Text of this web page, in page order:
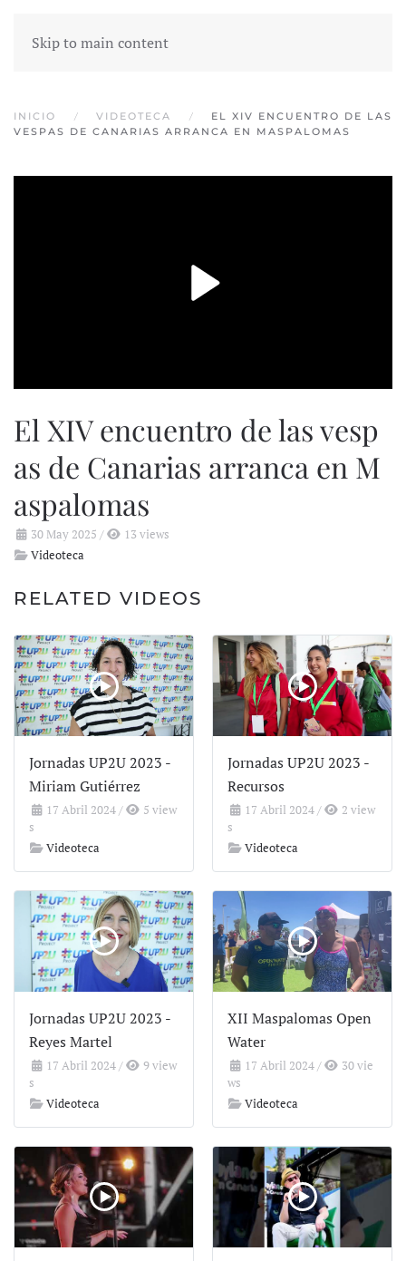
Skip to main content
INICIO VIDEOTECA
EL XIV ENCUENTRO DE LAS
VESPAS DE CANARIAS ARRANCA EN MASPALOMAS
El XIV encuentro de las vesp
as de Canarias arranca en M
aspalomas
30 May 2025 /
13 views
Videoteca
RELATED VIDEOS
Jornadas UP2U 2023 -
Miriam Gutiérrez
17 Abril 2024/
5 view
s
Videoteca
Jornadas UP2U 2023 -
Recursos
17 Abril 2024/
2 view
s
Videoteca
Jornadas UP2U 2023 -
Reyes Martel
17 Abril 2024/
9 view
s
Videoteca
XII Maspalomas Open
Water
17 Abril 2024/
30 vie
ws
Videoteca